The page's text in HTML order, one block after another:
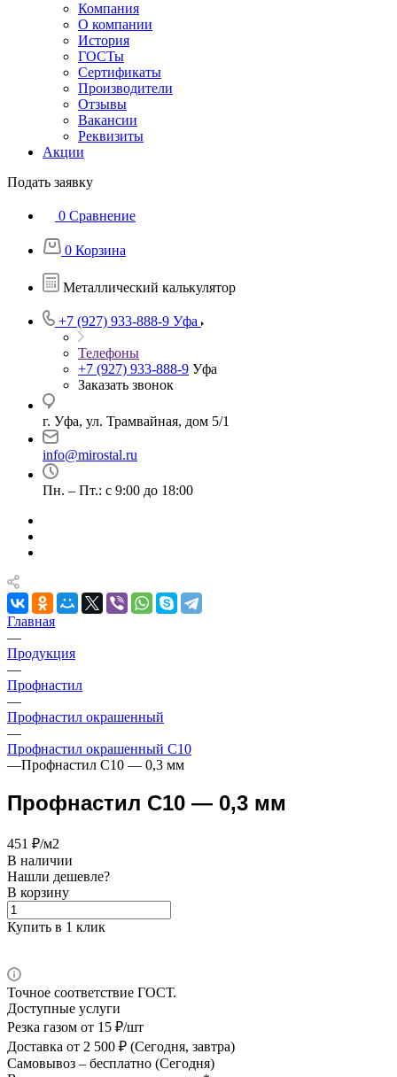
Компания
О компании
История
ГОСТы
Сертификаты
Производители
Отзывы
Вакансии
Реквизиты
Акции
Подать заявку
0 Сравнение
0 Корзина
Металлический калькулятор
+7 (927) 933-888-9 Уфа
Телефоны
+7 (927) 933-888-9 Уфа
Заказать звонок
г. Уфа, ул. Трамвайная, дом 5/1
info@mirostal.ru
Пн. – Пт.: с 9:00 до 18:00
Главная
—
Продукция
—
Профнастил
—
Профнастил окрашенный
—
Профнастил окрашенный С10
—Профнастил С10 — 0,3 мм
Профнастил С10 — 0,3 мм
451 ₽/м2
В наличии
Нашли дешевле?
В корзину
Купить в 1 клик
Точное соответствие ГОСТ.
Доступные услуги
Резка газом от 15 ₽/шт
Доставка от 2 500 ₽ (Сегодня, завтра)
Самовывоз – бесплатно (Сегодня)